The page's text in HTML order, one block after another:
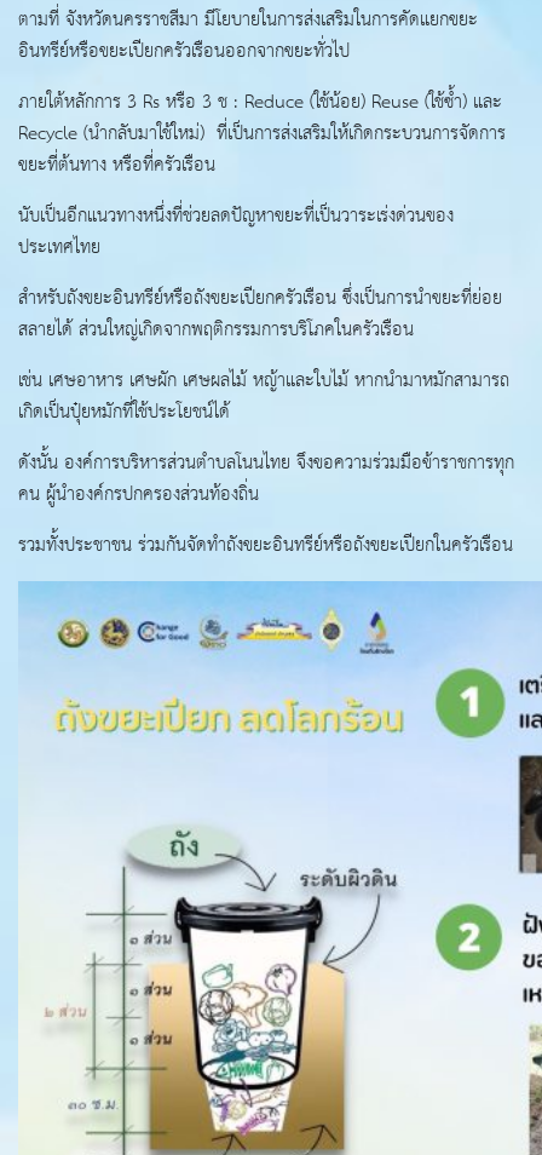
ตามที่ จังหวัดนครราชสีมา มีโยบายในการส่งเสริมในการคัดแยกขยะ
อินทรีย์หรือขยะเปียกครัวเรือนออกจากขยะทั่วไป
ภายใต้หลักการ 3 Rs หรือ 3 ช : Reduce (ใช้น้อย) Reuse (ใช้ซ้ำ) และ
Recycle (นำกลับมาใช้ใหม่) ที่เป็นการส่งเสริมให้เกิดกระบวนการจัดการ
ขยะที่ต้นทาง หรือที่ครัวเรือน
นับเป็นอีกแนวทางหนึ่งที่ช่วยลดปัญหาขยะที่เป็นวาระเร่งด่วนของ
ประเทศไทย
สำหรับถังขยะอินทรีย์หรือถังขยะเปียกครัวเรือน ซึ่งเป็นการนำขยะที่ย่อย
สลายได้ ส่วนใหญ่เกิดจากพฤติกรรมการบริโภคในครัวเรือน
เช่น เศษอาหาร เศษผัก เศษผลไม้ หญ้าและใบไม้ หากนำมาหมักสามารถ
เกิดเป็นปุ๋ยหมักที่ใช้ประโยชน์ได้
ดังนั้น องค์การบริหารส่วนตำบลโนนไทย จึงขอความร่วมมือข้าราชการทุก
คน ผู้นำองค์กรปกครองส่วนท้องถิ่น
รวมทั้งประชาชน ร่วมกันจัดทำถังขยะอินทรีย์หรือถังขยะเปียกในครัวเรือน